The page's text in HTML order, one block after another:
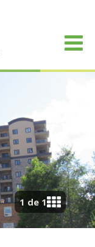
1 de 1